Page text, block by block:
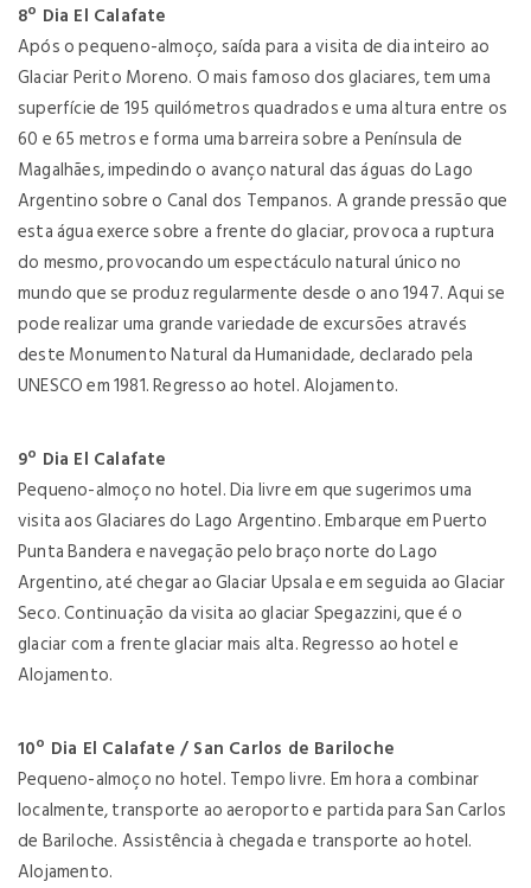
8º Dia El Calafate
Após o pequeno-almoço, saída para a visita de dia inteiro ao
Glaciar Perito Moreno. O mais famoso dos glaciares, tem uma
superfície de 195 quilómetros quadrados e uma altura entre os
60 e 65 metros e forma uma barreira sobre a Península de
Magalhães, impedindo o avanço natural das águas do Lago
Argentino sobre o Canal dos Tempanos. A grande pressão que
esta água exerce sobre a frente do glaciar, provoca a ruptura
do mesmo, provocando um espectáculo natural único no
mundo que se produz regularmente desde o ano 1947. Aqui se
pode realizar uma grande variedade de excursões através
deste Monumento Natural da Humanidade, declarado pela
UNESCO em 1981. Regresso ao hotel. Alojamento.
9º Dia El Calafate
Pequeno-almoço no hotel. Dia livre em que sugerimos uma
visita aos Glaciares do Lago Argentino. Embarque em Puerto
Punta Bandera e navegação pelo braço norte do Lago
Argentino, até chegar ao Glaciar Upsala e em seguida ao Glaciar
Seco. Continuação da visita ao glaciar Spegazzini, que é o
glaciar com a frente glaciar mais alta. Regresso ao hotel e
Alojamento.
10º Dia El Calafate / San Carlos de Bariloche
Pequeno-almoço no hotel. Tempo livre. Em hora a combinar
localmente, transporte ao aeroporto e partida para San Carlos
de Bariloche. Assistência à chegada e transporte ao hotel.
Alojamento.